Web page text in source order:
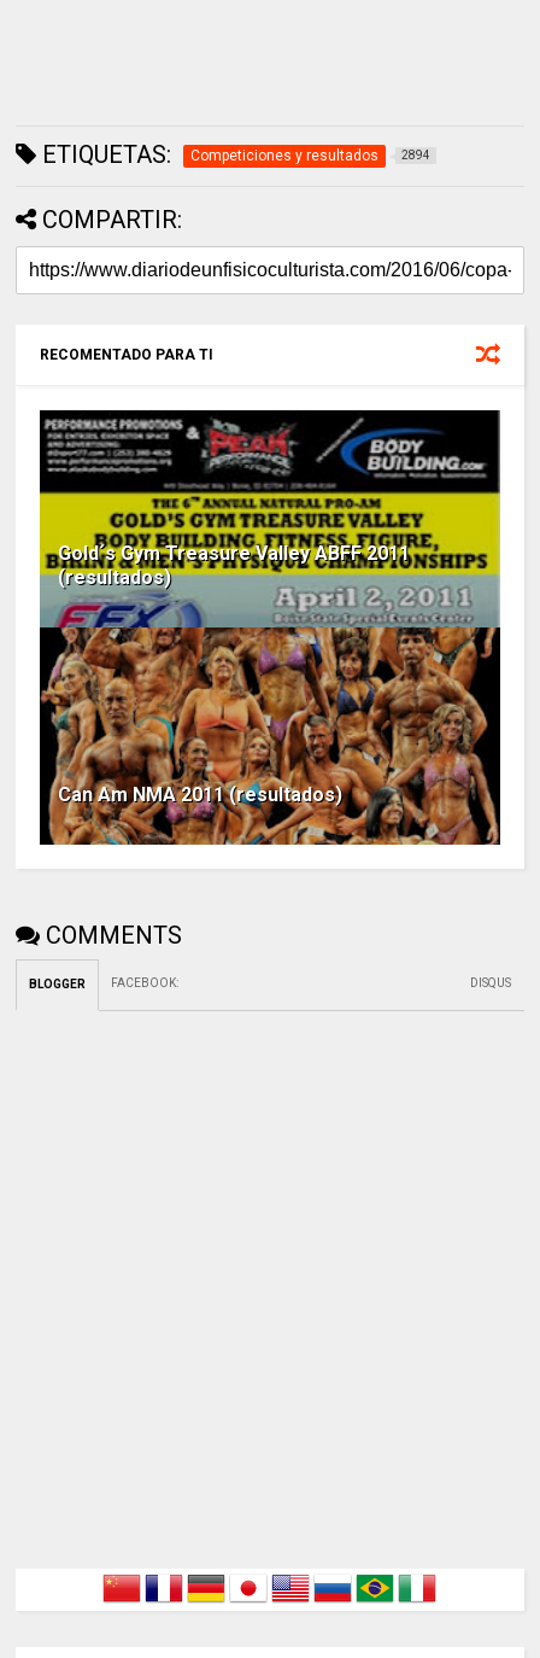
ETIQUETAS: Competiciones y resultados 2894
COMPARTIR:
RECOMENTADO PARA TI
Gold´s Gym Treasure Valley ABFF 2011
(resultados)
Can Am NMA 2011 (resultados)
COMMENTS
BLOGGER FACEBOOK: DISQUS